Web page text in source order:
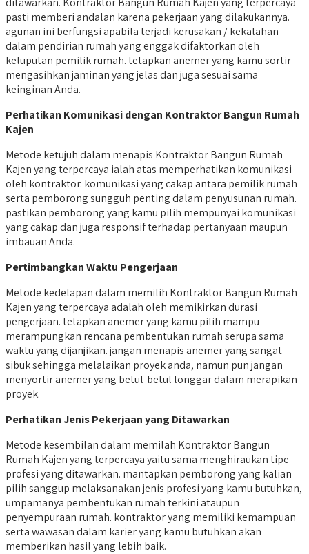
pasti memberi andalan karena pekerjaan yang dilakukannya.
agunan ini berfungsi apabila terjadi kerusakan / kekalahan
dalam pendirian rumah yang enggak difaktorkan oleh
keluputan pemilik rumah. tetapkan anemer yang kamu sortir
mengasihkan jaminan yang jelas dan juga sesuai sama
keinginan Anda.
Perhatikan Komunikasi dengan Kontraktor Bangun Rumah
Kajen
Metode ketujuh dalam menapis Kontraktor Bangun Rumah
Kajen yang terpercaya ialah atas memperhatikan komunikasi
oleh kontraktor. komunikasi yang cakap antara pemilik rumah
serta pemborong sungguh penting dalam penyusunan rumah.
pastikan pemborong yang kamu pilih mempunyai komunikasi
yang cakap dan juga responsif terhadap pertanyaan maupun
imbauan Anda.
Pertimbangkan Waktu Pengerjaan
Metode kedelapan dalam memilih Kontraktor Bangun Rumah
Kajen yang terpercaya adalah oleh memikirkan durasi
pengerjaan. tetapkan anemer yang kamu pilih mampu
merampungkan rencana pembentukan rumah serupa sama
waktu yang dijanjikan. jangan menapis anemer yang sangat
sibuk sehingga melalaikan proyek anda, namun pun jangan
menyortir anemer yang betul-betul longgar dalam merapikan
proyek.
Perhatikan Jenis Pekerjaan yang Ditawarkan
Metode kesembilan dalam memilah Kontraktor Bangun
Rumah Kajen yang terpercaya yaitu sama menghiraukan tipe
profesi yang ditawarkan. mantapkan pemborong yang kalian
pilih sanggup melaksanakan jenis profesi yang kamu butuhkan,
umpamanya pembentukan rumah terkini ataupun
penyempuraan rumah. kontraktor yang memiliki kemampuan
serta wawasan dalam karier yang kamu butuhkan akan
memberikan hasil yang lebih baik.